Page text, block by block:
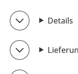
Details